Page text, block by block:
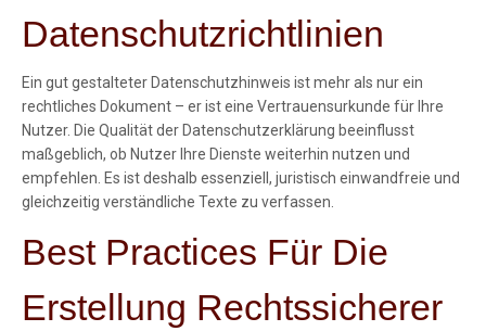
Datenschutzrichtlinien
Ein gut gestalteter Datenschutzhinweis ist mehr als nur ein
rechtliches Dokument – er ist eine Vertrauensurkunde für Ihre
Nutzer. Die Qualität der Datenschutzerklärung beeinflusst
maßgeblich, ob Nutzer Ihre Dienste weiterhin nutzen und
empfehlen. Es ist deshalb essenziell, juristisch einwandfreie und
gleichzeitig verständliche Texte zu verfassen.
Best Practices Für Die
Erstellung Rechtssicherer